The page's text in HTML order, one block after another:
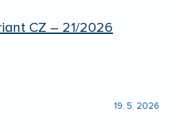
CZ – 21/2026
19. 5. 2026